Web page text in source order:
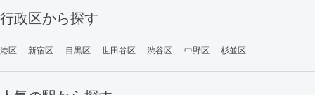
行政区から探す
港区 新宿区 目黒区 世田谷区 渋谷区 中野区 杉並区